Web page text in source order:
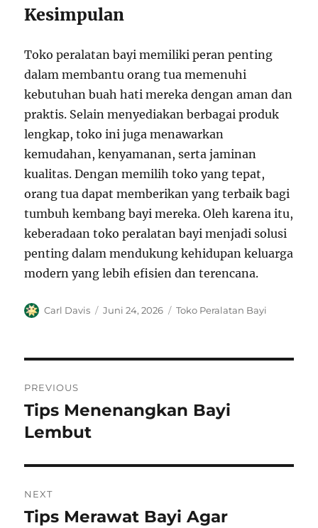
Kesimpulan
Toko peralatan bayi memiliki peran penting
dalam membantu orang tua memenuhi
kebutuhan buah hati mereka dengan aman dan
praktis. Selain menyediakan berbagai produk
lengkap, toko ini juga menawarkan
kemudahan, kenyamanan, serta jaminan
kualitas. Dengan memilih toko yang tepat,
orang tua dapat memberikan yang terbaik bagi
tumbuh kembang bayi mereka. Oleh karena itu,
keberadaan toko peralatan bayi menjadi solusi
penting dalam mendukung kehidupan keluarga
modern yang lebih efisien dan terencana.
Author
Carl Davis
Posted
Juni 24, 2026 Categories
Toko Peralatan Bayi
pos
PREVIOUS
Previous
post:
Tips Menenangkan Bayi
Lembut
NEXT
Next
Tips Merawat Bayi Agar